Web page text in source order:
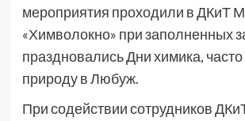
мероприятия проходили в ДКиТ
«Химволокно» при заполненных
праздновались Дни химика,
природу в Любуж.
При содействии сотрудников